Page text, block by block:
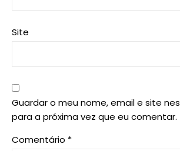
Site
Guardar o meu nome, email e site
para a próxima vez que eu comentar.
Comentário *